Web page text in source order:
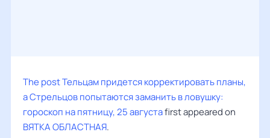
The postТельцам придется корректировать планы,
а Стрельцов попытаются заманить в ловушку:
гороскоп на пятницу, 25 августаfirst appeared on
ВЯТКА ОБЛАСТНАЯ.